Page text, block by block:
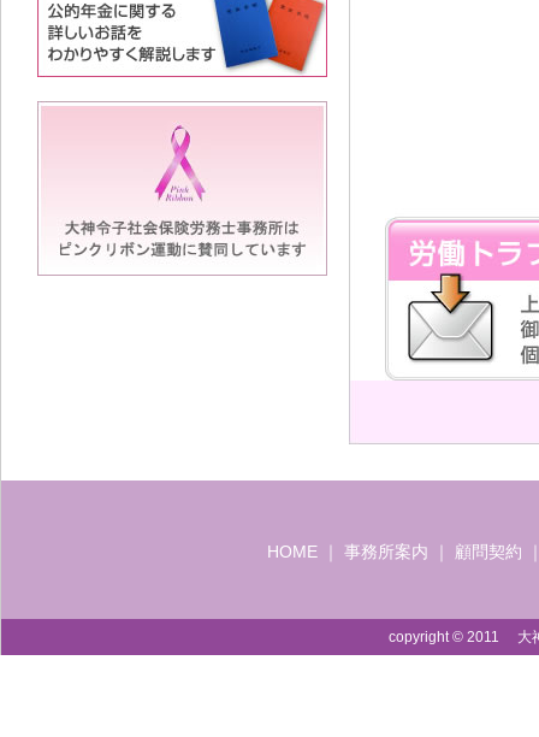
HOME 事務所案内 顧問契約
copyright © 2011 大